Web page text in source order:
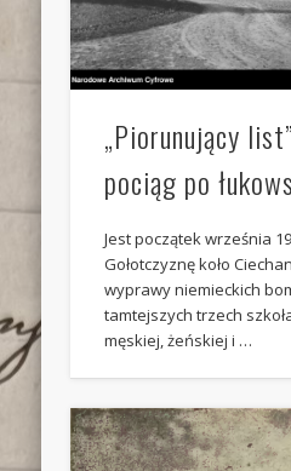
„Piorunujący
pociąg po
Jest początek września
Gołotczyznę koło
wyprawy niemieckich
tamtejszych trzech
męskiej, żeńskiej i …